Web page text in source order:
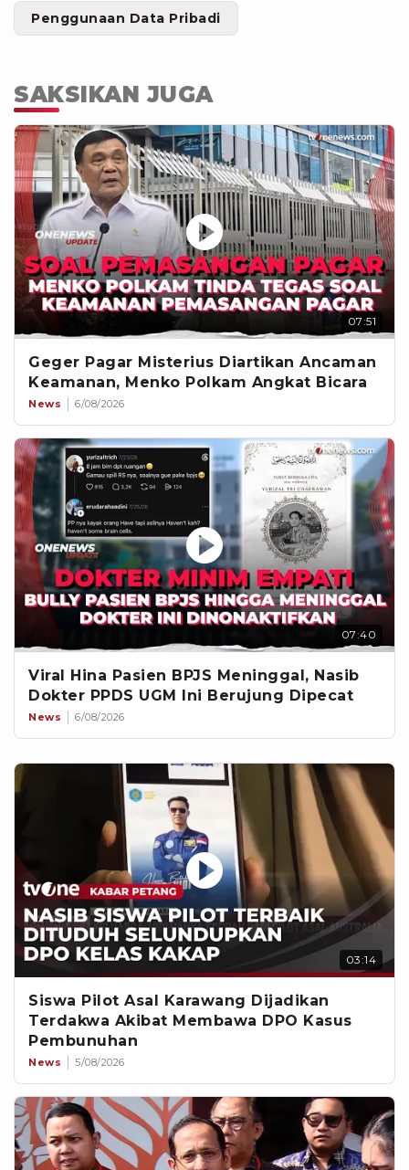
Penggunaan Data Pribadi
SAKSIKAN JUGA
07:51
Geger Pagar Misterius Diartikan Ancaman
Keamanan, Menko Polkam Angkat Bicara
News 6/08/2026
07:40
Viral Hina Pasien BPJS Meninggal, Nasib
Dokter PPDS UGM Ini Berujung Dipecat
News 6/08/2026
03:14
Siswa Pilot Asal Karawang Dijadikan
Terdakwa Akibat Membawa DPO Kasus
Pembunuhan
News 5/08/2026